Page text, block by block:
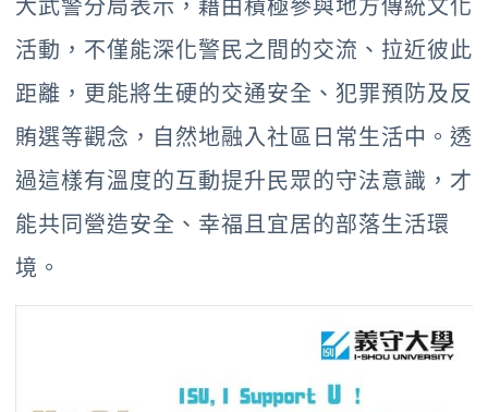
大武警分局表示，藉由積極參與地方傳統文化
活動，不僅能深化警民之間的交流、拉近彼此
距離，更能將生硬的交通安全、犯罪預防及反
賄選等觀念，自然地融入社區日常生活中。透
過這樣有溫度的互動提升民眾的守法意識，才
能共同營造安全、幸福且宜居的部落生活環
境。